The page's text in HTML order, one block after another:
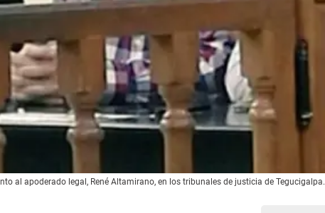
al apoderado legal, René Altamirano, en los tribunales de justicia de Tegucigalpa.